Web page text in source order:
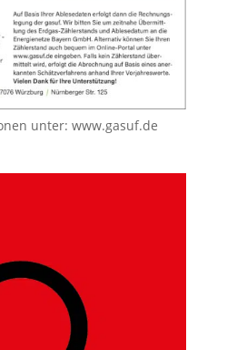
unter: www.gasuf.de